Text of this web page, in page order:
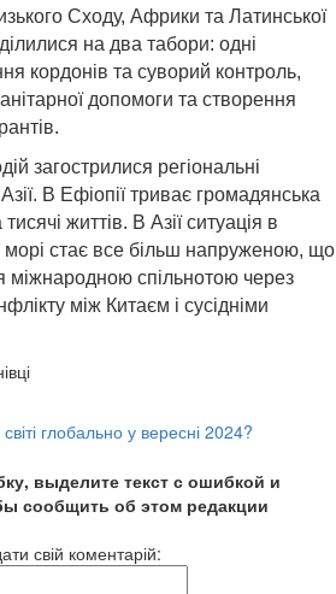
Сходу, Африки та Латинської
на два табори: одні
кордонів та суворий контроль,
допомоги та створення
загострилися регіональні
В Ефіопії триває громадянська
життів. В Азії ситуація в
морі стає все більш напруженою, що
міжнародною спільнотою через
між Китаєм і сусідніми
глобально у вересні 2024?
выделите текст с ошибкой и
сообщить об этом редакции
свій коментарій: